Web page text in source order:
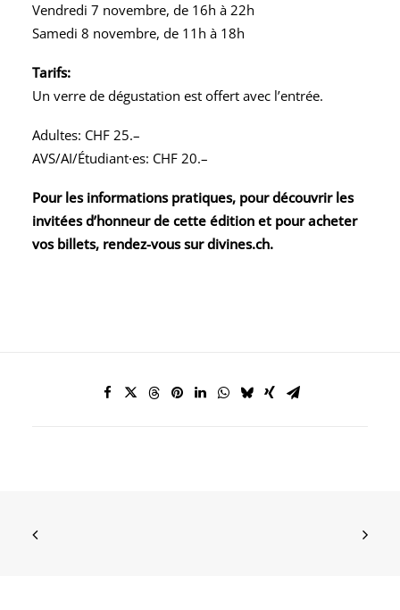
Vendredi 7 novembre, de 16h à 22h
Samedi 8 novembre, de 11h à 18h
Tarifs:
Un verre de dégustation est offert avec l’entrée.
Adultes: CHF 25.–
AVS/AI/Étudiant·es: CHF 20.–
Pour les informations pratiques, pour découvrir les
invitées d’honneur de cette édition et pour acheter
vos billets, rendez-vous surdivines.ch.